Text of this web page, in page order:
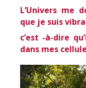
L’Univers me
que je suis
c’est -à-dire
dans mes